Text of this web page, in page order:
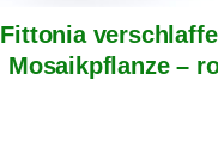
Fittonia
Mosaikpflanze –